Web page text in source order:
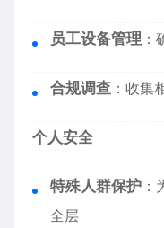
员工设备管理
合规调查 ：收集
个人安全
特殊人群保护
全层